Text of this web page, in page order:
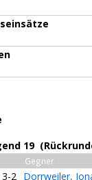
19
Gegner
3-2 Dorrweiler,